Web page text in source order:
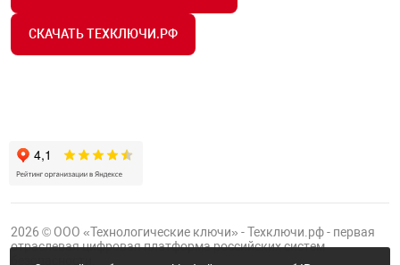
СКАЧАТЬ ТЕХКЛЮЧИ.РФ
2026 © ООО «Технологические ключи» - Техключи.рф - первая
отраслевая цифровая платформа российских систем